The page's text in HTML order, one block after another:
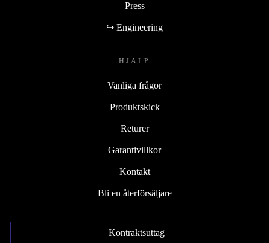
Press
↪ Engineering
HJÄLP
Vanliga frågor
Produktskick
Returer
Garantivillkor
Kontakt
Bli en återförsäljare
Kontraktsuttag